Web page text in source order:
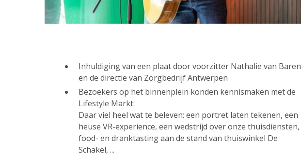
Inhuldiging van een plaat door voorzitter Nathalie van Baren
en de directie van Zorgbedrijf Antwerpen
Bezoekers op het binnenplein konden kennismaken met de
Lifestyle Markt:
Daar viel heel wat te beleven: een portret laten tekenen, een
heuse VR-experience, een wedstrijd over onze thuisdiensten,
food- en dranktasting aan de stand van thuiswinkel De
Schakel, ...